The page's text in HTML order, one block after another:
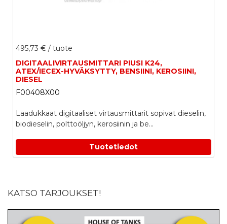
495,73 € / tuote
DIGITAALIVIRTAUSMITTARI PIUSI K24,
ATEX/IECEX-HYVÄKSYTTY, BENSIINI, KEROSIINI,
DIESEL
F00408X00
Laadukkaat digitaaliset virtausmittarit sopivat dieselin,
biodieselin, polttoöljyn, kerosiinin ja be...
Tuotetiedot
KATSO TARJOUKSET!